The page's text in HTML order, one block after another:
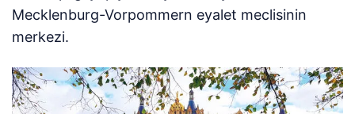
Mecklenburg-Vorpommern eyalet meclisinin
merkezi.